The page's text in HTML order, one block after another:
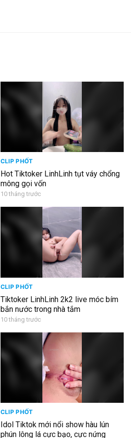
CLIP PHỐT
Hot Tiktoker LinhLinh tụt váy chổng
mông gọi vốn
10 tháng trước
CLIP PHỐT
Tiktoker LinhLinh 2k2 live móc bím
bắn nước trong nhà tắm
10 tháng trước
CLIP PHỐT
Idol Tiktok mới nổi show hàu lún
phún lông lá cực bạo, cực nứng